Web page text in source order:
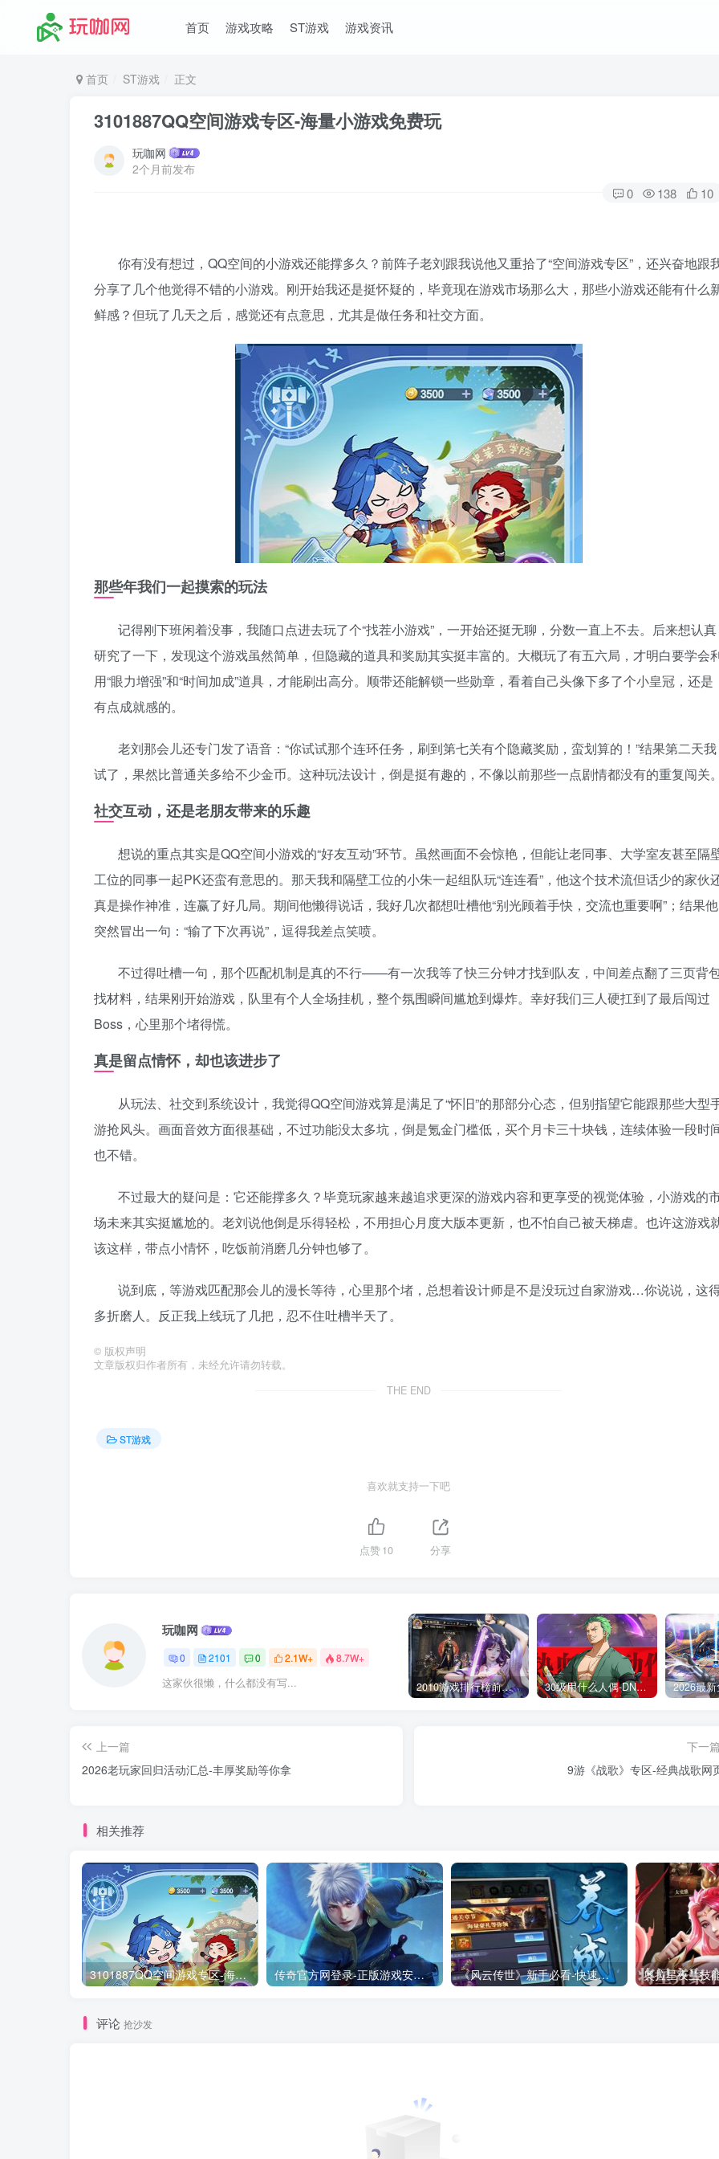
首页 游戏攻略 ST游戏 游戏资讯
首页 ST游戏 正文
3101887QQ空间游戏专区-海量小游戏免费玩
玩咖网
2个月前发布
0 138 10
你有没有想过，QQ空间的小游戏还能撑多久？前阵子老刘跟我说他又重拾了“空间游戏专区”，还兴奋地跟
分享了几个他觉得不错的小游戏。刚开始我还是挺怀疑的，毕竟现在游戏市场那么大，那些小游戏还能有什么
鲜感？但玩了几天之后，感觉还有点意思，尤其是做任务和社交方面。
那些年我们一起摸索的玩法
记得刚下班闲着没事，我随口点进去玩了个“找茬小游戏”，一开始还挺无聊，分数一直上不去。后来想认真
研究了一下，发现这个游戏虽然简单，但隐藏的道具和奖励其实挺丰富的。大概玩了有五六局，才明白要学会
用“眼力增强”和“时间加成”道具，才能刷出高分。顺带还能解锁一些勋章，看着自己头像下多了个小皇冠，还是
有点成就感的。
老刘那会儿还专门发了语音：“你试试那个连环任务，刷到第七关有个隐藏奖励，蛮划算的！”结果第二天我
试了，果然比普通关多给不少金币。这种玩法设计，倒是挺有趣的，不像以前那些一点剧情都没有的重复闯关。
社交互动，还是老朋友带来的乐趣
想说的重点其实是QQ空间小游戏的“好友互动”环节。虽然画面不会惊艳，但能让老同事、大学室友甚至隔
工位的同事一起PK还蛮有意思的。那天我和隔壁工位的小朱一起组队玩“连连看”，他这个技术流但话少的家伙
真是操作神准，连赢了好几局。期间他懒得说话，我好几次都想吐槽他“别光顾着手快，交流也重要啊”；结果他
突然冒出一句：“输了下次再说”，逗得我差点笑喷。
不过得吐槽一句，那个匹配机制是真的不行——有一次我等了快三分钟才找到队友，中间差点翻了三页背
找材料，结果刚开始游戏，队里有个人全场挂机，整个氛围瞬间尴尬到爆炸。幸好我们三人硬扛到了最后闯过
Boss，心里那个堵得慌。
真是留点情怀，却也该进步了
从玩法、社交到系统设计，我觉得QQ空间游戏算是满足了“怀旧”的那部分心态，但别指望它能跟那些大型
游抢风头。画面音效方面很基础，不过功能没太多坑，倒是氪金门槛低，买个月卡三十块钱，连续体验一段时
也不错。
不过最大的疑问是：它还能撑多久？毕竟玩家越来越追求更深的游戏内容和更享受的视觉体验，小游戏的
场未来其实挺尴尬的。老刘说他倒是乐得轻松，不用担心月度大版本更新，也不怕自己被天梯虐。也许这游戏
该这样，带点小情怀，吃饭前消磨几分钟也够了。
说到底，等游戏匹配那会儿的漫长等待，心里那个堵，总想着设计师是不是没玩过自家游戏…你说说，这
多折磨人。反正我上线玩了几把，忍不住吐槽半天了。
© 版权声明
文章版权归作者所有，未经允许请勿转载。
THE END
ST游戏
喜欢就支持一下吧
点赞10 分享
玩咖网
0 2101 0 2.1W+ 8.7W+
这家伙很懒，什么都没有写... 2010游戏排行榜前十名_盘点当年最火爆的经典网络游戏 30级用什么人偶-DNF新手升级人偶选择指南
上一篇
2026老玩家回归活动汇总-丰厚奖励等你拿
下一篇
9游《战歌》专区-经典战歌网
相关推荐
3101887QQ空间游戏专区-海量小游戏免费玩 传奇官方网登录-正版游戏安全保障 《风云传世》新手必看-快速升级攻略
评论 抢沙发